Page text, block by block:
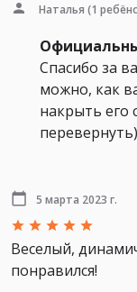
Наталья (1
Спасибо за
можно, как
накрыть его
перевернуть)
5 марта 2023 г.
Веселый,
понравился!